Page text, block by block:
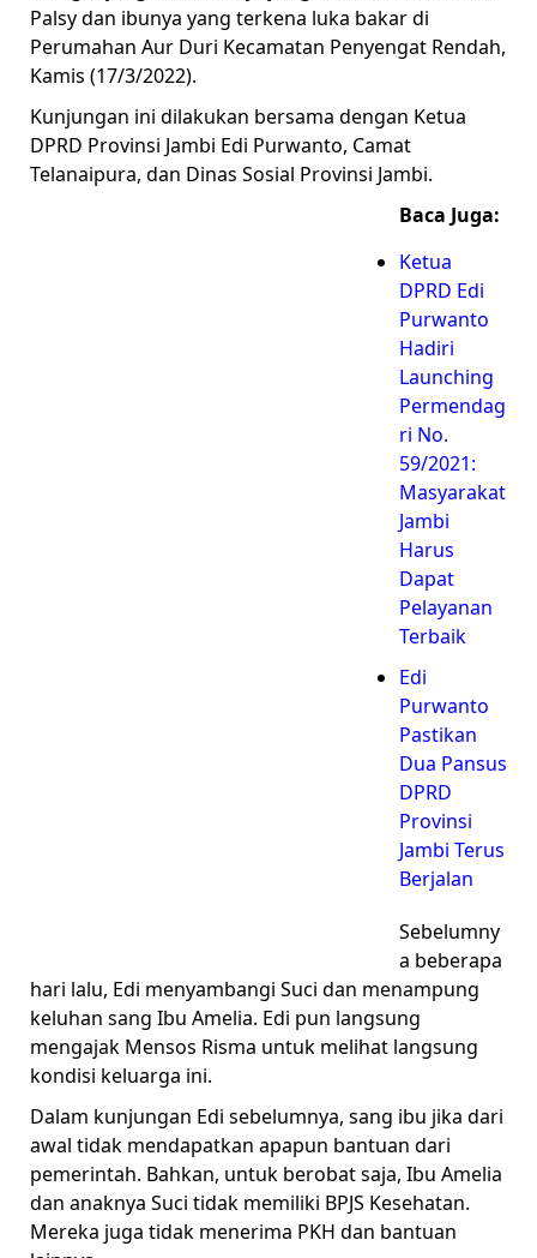
Palsy dan ibunya yang terkena luka bakar di
Perumahan Aur Duri Kecamatan Penyengat Rendah,
Kamis (17/3/2022).
Kunjungan ini dilakukan bersama dengan Ketua
DPRD Provinsi Jambi Edi Purwanto, Camat
Telanaipura, dan Dinas Sosial Provinsi Jambi.
Baca Juga:
Ketua
DPRD Edi
Purwanto
Hadiri
Launching
Permendag
ri No.
59/2021:
Masyarakat
Jambi
Harus
Dapat
Pelayanan
Terbaik
Edi
Purwanto
Pastikan
Dua Pansus
DPRD
Provinsi
Jambi Terus
Berjalan
Sebelumny
a beberapa
hari lalu, Edi menyambangi Suci dan menampung
keluhan sang Ibu Amelia. Edi pun langsung
mengajak Mensos Risma untuk melihat langsung
kondisi keluarga ini.
Dalam kunjungan Edi sebelumnya, sang ibu jika dari
awal tidak mendapatkan apapun bantuan dari
pemerintah. Bahkan, untuk berobat saja, Ibu Amelia
dan anaknya Suci tidak memiliki BPJS Kesehatan.
Mereka juga tidak menerima PKH dan bantuan